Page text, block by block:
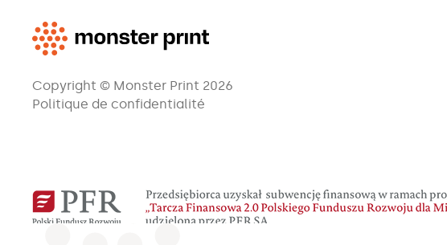
Copyright © Monster Print 2026
Politique de confidentialité